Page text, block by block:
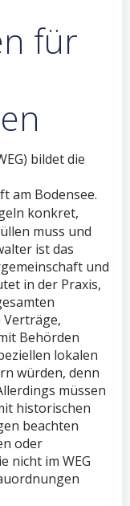
für
bildet die
am Bodensee.
konkret,
muss und
ist das
und
in der Praxis,
Verträge,
Behörden
lokalen
würden, denn
müssen
historischen
beachten
oder
nicht im WEG